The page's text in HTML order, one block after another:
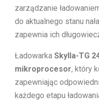
zarządzanie
do aktualnego stanu
zapewnia ich
Ładowarka Skylla-TG
mikroprocesor, który
zapewniając
każdego etapu